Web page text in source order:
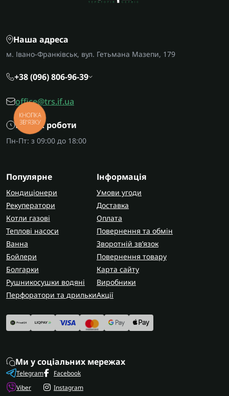
Наша адреса
м. Івано-Франківськ, вул. Гетьмана Мазепи, 179
+38 (096) 806-96-39
office@trs.if.ua
Графік роботи
Пн-Пт: з 09:00 до 18:00
Популярне
Кондиціонери
Рекуператори
Котли газові
Теплові насоси
Ванна
Бойлери
Болгарки
Рушникосушки водяні
Перфоратори та дрильки
Інформація
Умови угоди
Доставка
Оплата
Повернення та обмін
Зворотній зв’язок
Повернення товару
Карта сайту
Виробники
Акції
Ми у соціальних мережах
Telegram
Viber
Facebook
Instagram
КНОПКА
ЗВ'ЯЗКУ